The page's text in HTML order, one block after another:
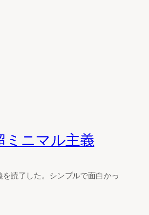
ミニマル主義
読了した。シンプルで面白かっ